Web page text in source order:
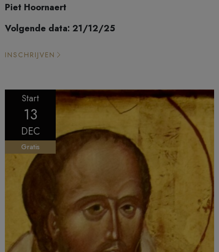
Piet Hoornaert
Volgende data: 21/12/25
INSCHRIJVEN
Start
13
DEC
Gratis